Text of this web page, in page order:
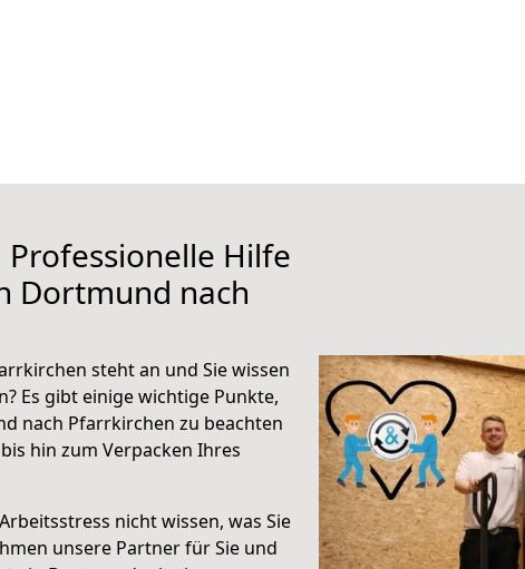
Hilfe
Dortmund nach
steht an und Sie wissen
Es gibt einige wichtige Punkte,
nach Pfarrkirchen zu beachten
hin zum Verpacken Ihres
nicht wissen, was Sie
unsere Partner für Sie und